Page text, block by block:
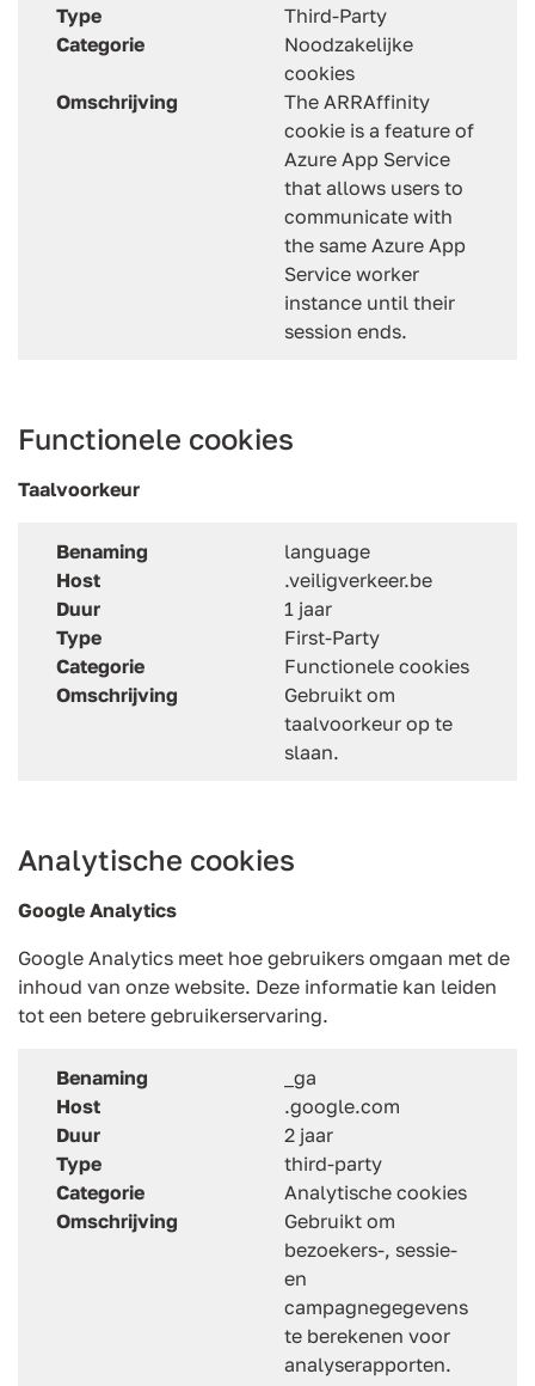
Type
Third-Party
Categorie
Noodzakelijke
cookies
Omschrijving
The ARRAffinity
cookie is a feature of
Azure App Service
that allows users to
communicate with
the same Azure App
Service worker
instance until their
session ends.
Functionele cookies
Taalvoorkeur
Benaming
language
Host
.veiligverkeer.be
Duur
1 jaar
Type
First-Party
Categorie
Functionele cookies
Omschrijving
Gebruikt om
taalvoorkeur op te
slaan.
Analytische cookies
Google Analytics
Google Analytics meet hoe gebruikers omgaan met de
inhoud van onze website. Deze informatie kan leiden
tot een betere gebruikerservaring.
Benaming
_ga
Host
.google.com
Duur
2 jaar
Type
third-party
Categorie
Analytische cookies
Omschrijving
Gebruikt om
bezoekers-, sessie-
en
campagnegegevens
te berekenen voor
analyserapporten.